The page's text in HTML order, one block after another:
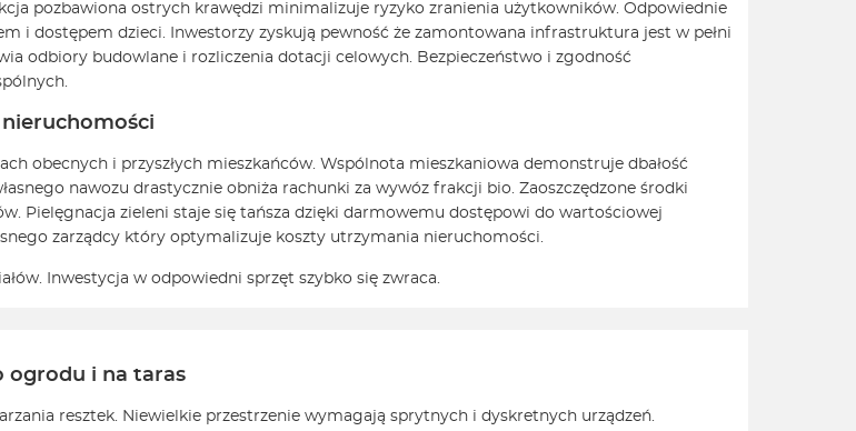
pozbawiona ostrych krawędzi minimalizuje ryzyko zranienia użytkowników. Odpowiednie
i dostępem dzieci. Inwestorzy zyskują pewność że zamontowana infrastruktura jest w pełni
odbiory budowlane i rozliczenia dotacji celowych. Bezpieczeństwo i zgodność
obecnych i przyszłych mieszkańców. Wspólnota mieszkaniowa demonstruje dbałość
nawozu drastycznie obniża rachunki za wywóz frakcji bio. Zaoszczędzone środki
Pielęgnacja zieleni staje się tańsza dzięki darmowemu dostępowi do wartościowej
zarządcy który optymalizuje koszty utrzymania nieruchomości.
Inwestycja w odpowiedni sprzęt szybko się zwraca.
ogrodu i na taras
resztek. Niewielkie przestrzenie wymagają sprytnych i dyskretnych urządzeń.